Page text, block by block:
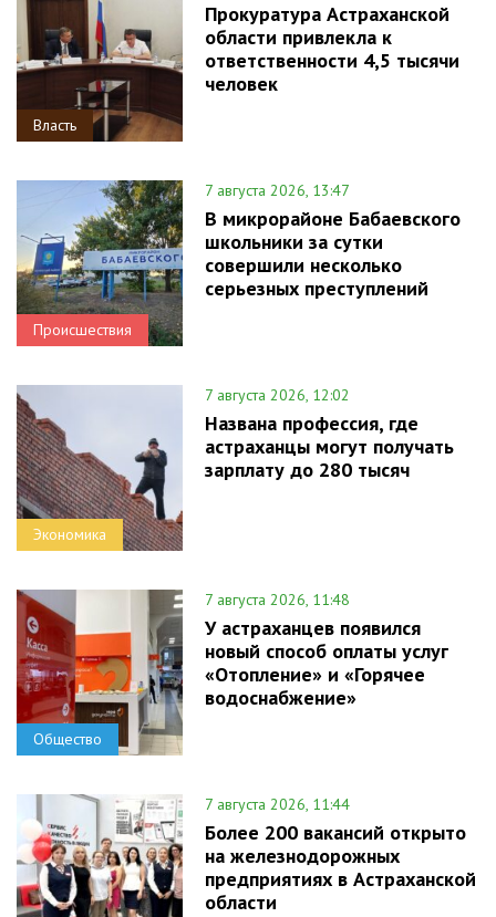
Власть
Прокуратура Астраханской
области привлекла к
ответственности 4,5 тысячи
человек
Происшествия
7 августа 2026, 13:47
В микрорайоне Бабаевского
школьники за сутки
совершили несколько
серьезных преступлений
Экономика
7 августа 2026, 12:02
Названа профессия, где
астраханцы могут получать
зарплату до 280 тысяч
Общество
7 августа 2026, 11:48
У астраханцев появился
новый способ оплаты услуг
«Отопление» и «Горячее
водоснабжение»
7 августа 2026, 11:44
Более 200 вакансий открыто
на железнодорожных
предприятиях в Астраханской
области